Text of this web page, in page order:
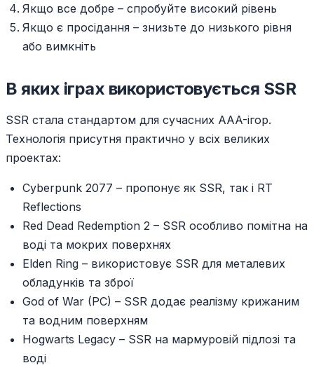
Якщо все добре – спробуйте високий рівень
Якщо є просідання – знизьте до низького рівня
або вимкніть
В яких іграх використовується SSR
SSR стала стандартом для сучасних AAA-ігор.
Технологія присутня практично у всіх великих
проектах:
Cyberpunk 2077 – пропонує як SSR, так і RT
Reflections
Red Dead Redemption 2 – SSR особливо помітна на
воді та мокрих поверхнях
Elden Ring – використовує SSR для металевих
обладунків та зброї
God of War (PC) – SSR додає реалізму крижаним
та водним поверхням
Hogwarts Legacy – SSR на мармуровій підлозі та
воді